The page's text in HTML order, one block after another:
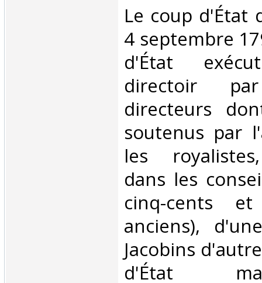
‎Le coup d'État
4 septembre
d'État
directoir
directeurs
soutenus par
les
dans les
cinq-cents
anciens),
Jacobins
d'État